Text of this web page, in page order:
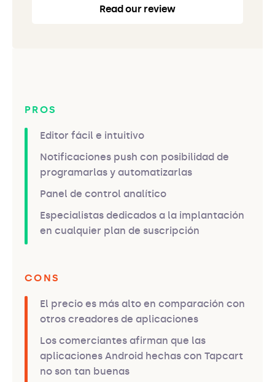
Read our review
PROS
Editor fácil e intuitivo
Notificaciones push con posibilidad de
programarlas y automatizarlas
Panel de control analítico
Especialistas dedicados a la implantación
en cualquier plan de suscripción
CONS
El precio es más alto en comparación con
otros creadores de aplicaciones
Los comerciantes afirman que las
aplicaciones Android hechas con Tapcart
no son tan buenas